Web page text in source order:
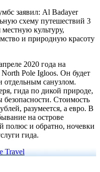
заявил: Al Badayer
схему путешествий 3
культуру,
и природную красоту
2020 года на
Pole Igloos. Он будет
отдельным санузлом.
гида по дикой природе,
Стоимость
разумеется, а евро. В
на острове
полюс и обратно, ночевки
гида.
Travel